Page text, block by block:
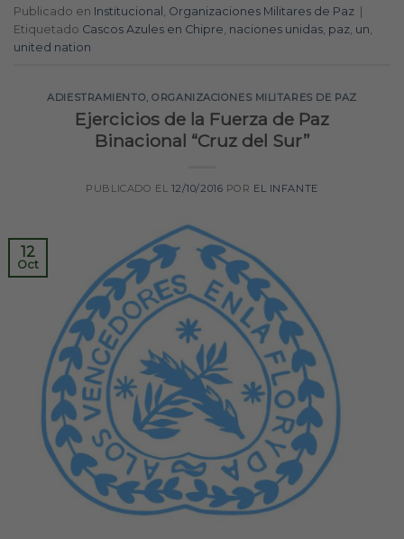
Publicado en Institucional , Organizaciones Militares de Paz
Etiquetado Cascos Azules en Chipre, naciones unidas, paz, un,
united nation
ADIESTRAMIENTO,ORGANIZACIONES MILITARES DE PAZ
Ejercicios de la Fuerza de Paz
Binacional “Cruz del Sur”
PUBLICADO EL 12/10/2016 POR EL INFANTE
12
Oct